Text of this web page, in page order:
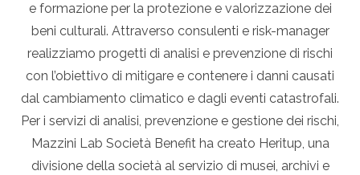
e formazione per la protezione e valorizzazione dei
beni culturali. Attraverso consulenti e risk-manager
realizziamo progetti di analisi e prevenzione di rischi
con l’obiettivo di mitigare e contenere i danni causati
dal cambiamento climatico e dagli eventi catastrofali.
Per i servizi di analisi, prevenzione e gestione dei rischi,
Mazzini Lab Società Benefit ha creato Heritup, una
divisione della società al servizio di musei, archivi e